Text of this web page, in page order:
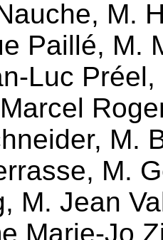
, M.
Paillé, M.
Luc Préel,
, M.
, M.
, M. Jean
Marie-Jo